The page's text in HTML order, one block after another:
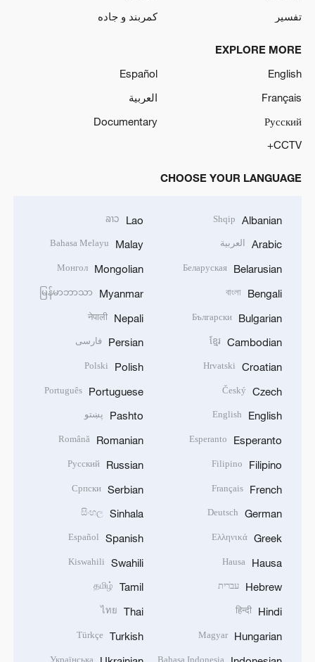
تفسیر
کمربند و جاده
EXPLORE MORE
English
Español
Français
العربية
Русский
Documentary
CCTV+
CHOOSE YOUR LANGUAGE
Albanian
Shqip
Arabic العربية
Belarusian
Беларуская
Bengali
বাংলা
Bulgarian
Български
Cambodian
ខ្មែរ
Croatian
Hrvatski
Czech
Český
English
English
Esperanto
Esperanto
Filipino
Filipino
French
Français
German
Deutsch
Greek
Ελληνικά
Hausa
Hausa
Hebrew עברית
Hindi
हिन्दी
Hungarian
Magyar
Lao
ລາວ
Malay
Bahasa Melayu
Mongolian
Монгол
Myanmar
မြန်မာဘာသာ
Nepali
नेपाली
Persian فارسی
Polish
Polski
Portuguese
Português
Pashto پښتو
Romanian
Română
Russian
Русский
Serbian
Српски
Sinhala
සිංහල
Spanish
Español
Swahili
Kiswahili
Tamil
தமிழ்
Thai
ไทย
Turkish
Türkçe